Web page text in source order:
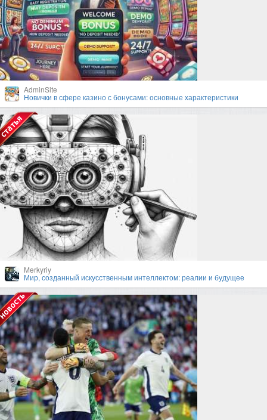
AdminSite
Новички в сфере казино с бонусами: основные характеристики
Merkyriy
Мир, созданный искусственным интеллектом: реалии и будущее